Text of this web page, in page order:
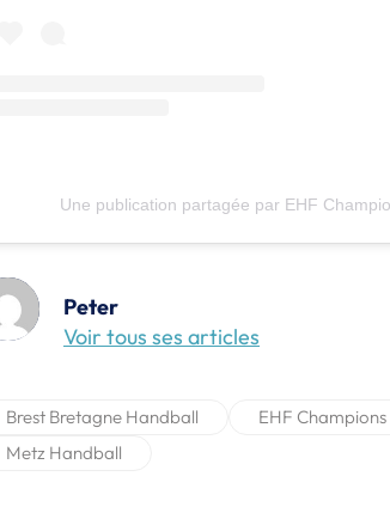
Une publication partagée par EHF
Peter
Voir tous ses articles
Brest Bretagne Handball EHF
Metz Handball